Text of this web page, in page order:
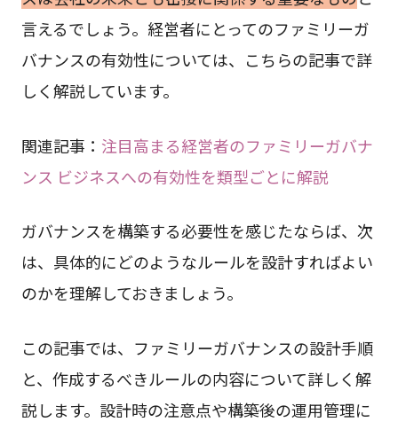
言えるでしょう。経営者にとってのファミリーガ
バナンスの有効性については、こちらの記事で詳
しく解説しています。
関連記事： 注目高まる経営者のファミリーガバナ
ンス ビジネスへの有効性を類型ごとに解説
ガバナンスを構築する必要性を感じたならば、次
は、具体的にどのようなルールを設計すればよい
のかを理解しておきましょう。
この記事では、ファミリーガバナンスの設計手順
と、作成するべきルールの内容について詳しく解
説します。設計時の注意点や構築後の運用管理に